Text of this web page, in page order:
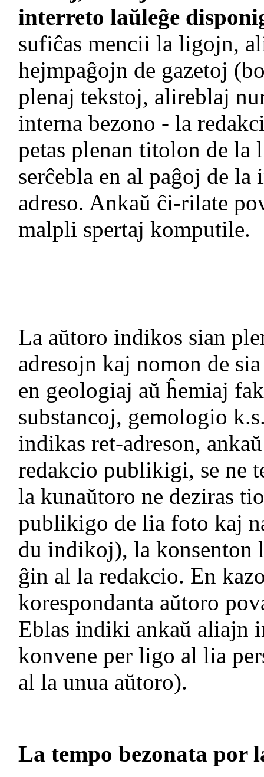
interreto laŭleĝe
sufiĉas mencii la ligojn,
hejmpaĝojn de gazetoj
plenaj tekstoj, alireblaj
interna bezono - la
petas plenan titolon de la
serĉebla en al paĝoj de la
adreso. Ankaŭ ĉi-rilate
malpli spertaj komputile.
La aŭtoro indikos sian
adresojn kaj nomon de
en geologiaj aŭ ĥemiaj
substancoj, gemologio
indikas ret-adreson,
redakcio publikigi, se ne
la kunaŭtoro ne deziras
publikigo de lia foto kaj
du indikoj), la konsenton
ĝin al la redakcio. En
korespondanta aŭtoro
Eblas indiki ankaŭ aliajn
konvene per ligo al lia
al la unua aŭtoro).
La tempo bezonata por